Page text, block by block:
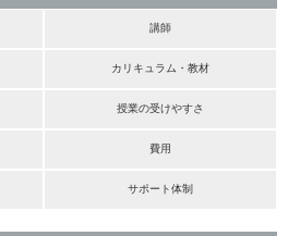
講師
カリキュラム・教材
授業の受けやすさ
費用
サポート体制